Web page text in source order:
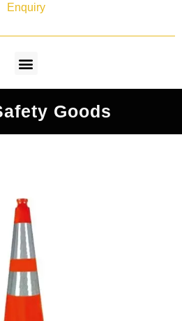
Enquiry
Goods